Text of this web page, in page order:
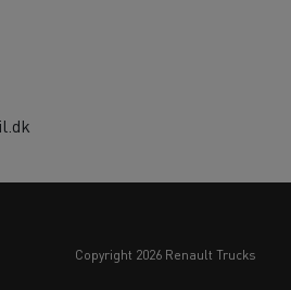
copyright 2026 Renault Trucks